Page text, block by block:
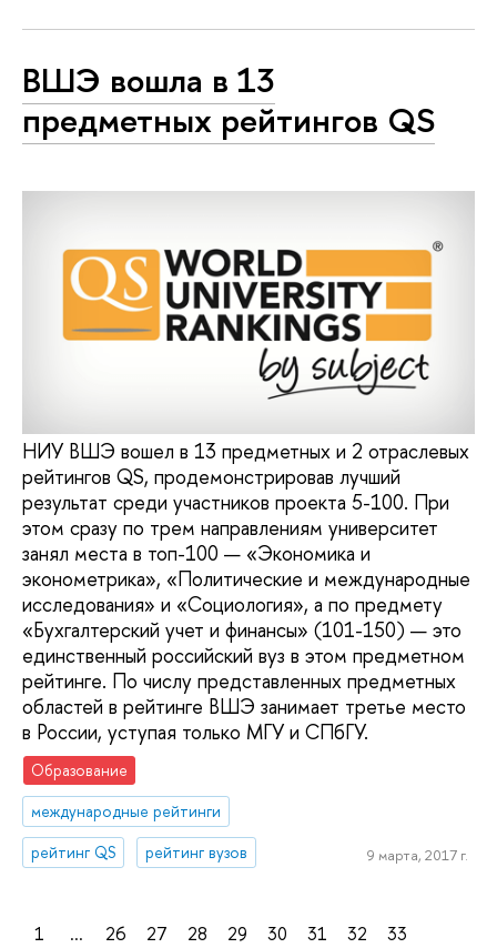
ВШЭ вошла в 13
предметных рейтингов QS
НИУ ВШЭ вошел в 13 предметных и 2 отраслевых
рейтингов QS, продемонстрировав лучший
результат среди участников проекта 5-100. При
этом сразу по трем направлениям университет
занял места в топ-100 — «Экономика и
эконометрика», «Политические и международные
исследования» и «Социология», а по предмету
«Бухгалтерский учет и финансы» (101-150) — это
единственный российский вуз в этом предметном
рейтинге. По числу представленных предметных
областей в рейтинге ВШЭ занимает третье место
в России, уступая только МГУ и СПбГУ.
Образование
международные рейтинги
рейтинг QS
рейтинг вузов 9 марта, 2017 г.
1 ... 26 27 28 29 30 31 32
33